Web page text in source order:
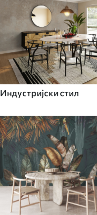
Индустријски стил